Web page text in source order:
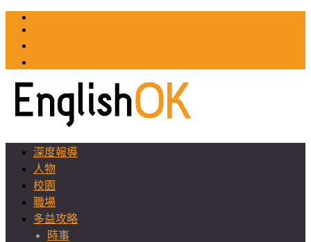
深度報導
人物
校園
職場
多益攻略
時事